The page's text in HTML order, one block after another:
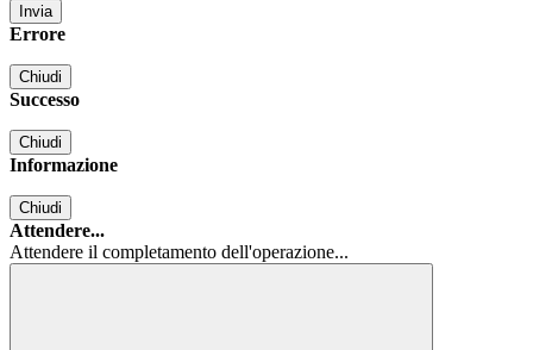
Errore
Chiudi
Successo
Chiudi
Informazione
Chiudi
Attendere...
Attendere il completamento dell'operazione...